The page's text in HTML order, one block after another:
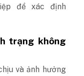
để xác định
trạng không
và ảnh hưởng